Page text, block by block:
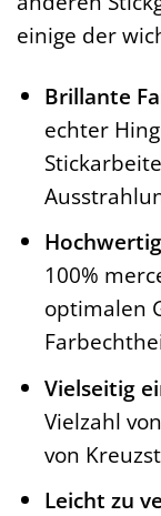
einige der
Brillante
echter
100%
optimalen
Vielseitig
Vielzahl
von
Leicht zu